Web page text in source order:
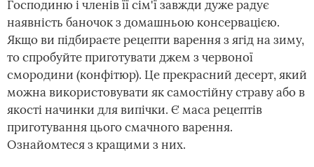
Господиню і членів її сім'ї завжди дуже радує
наявність баночок з домашньою консервацією.
Якщо ви підбираєте рецепти варення з ягід на зиму,
то спробуйте приготувати джем з червоної
смородини (конфітюр). Це прекрасний десерт, який
можна використовувати як самостійну страву або в
якості начинки для випічки. Є маса рецептів
приготування цього смачного варення.
Ознайомтеся з кращими з них.